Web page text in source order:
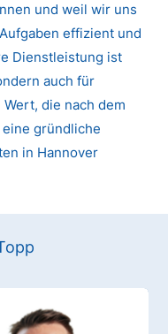
und weil wir uns
effizient und
Dienstleistung ist
auch für
die nach dem
gründliche
in Hannover